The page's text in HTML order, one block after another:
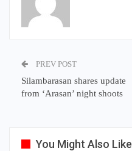
PREV POST
Silambarasan shares update
from ‘Arasan’ night shoots
You Might Also Like